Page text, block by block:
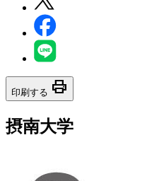
印刷する print
摂南大学